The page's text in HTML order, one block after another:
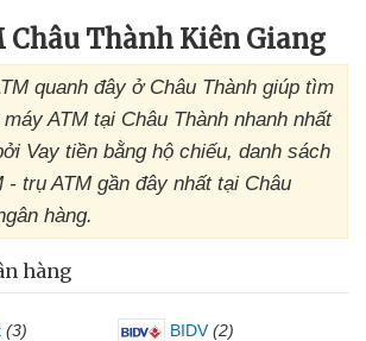
Châu Thành Kiên Giang
quanh đây ở Châu Thành giúp tìm
ATM tại Châu Thành nhanh nhất
Vay tiền bằng hộ chiếu, danh sách
- trụ ATM gần đây nhất tại Châu
hàng.
hàng
(3) BIDV (2)